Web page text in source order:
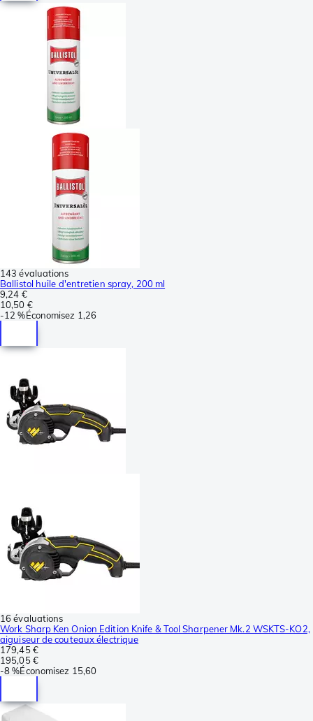
143 évaluations
Ballistol huile d'entretien spray, 200 ml
9,24 €
10,50 €
-12 %Économisez 1,26
16 évaluations
Work Sharp Ken Onion Edition Knife & Tool Sharpener Mk.2 WSKTS-KO2,
aiguiseur de couteaux électrique
179,45 €
195,05 €
-8 %Économisez 15,60